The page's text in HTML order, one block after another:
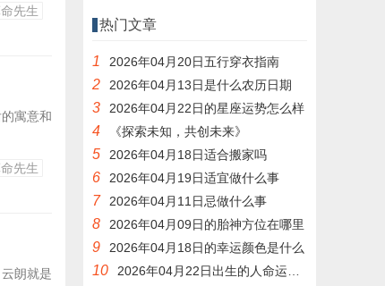
先生
寓意和
先生
朗就是
热门文章
1 2026年04月20日五行穿衣指南
2 2026年04月13日是什么农历日期
3 2026年04月22日的星座运势怎么样
4 《探索未知，共创未来》
5 2026年04月18日适合搬家吗
6 2026年04月19日适宜做什么事
7 2026年04月11日忌做什么事
8 2026年04月09日的胎神方位在哪里
9 2026年04月18日的幸运颜色是什么
10 2026年04月22日出生的人命运如何